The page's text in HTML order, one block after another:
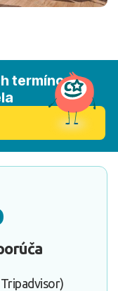
termínov